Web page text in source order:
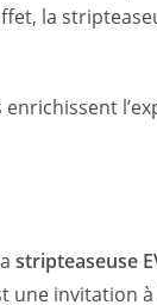
la
stripteaseuse
une invitation à